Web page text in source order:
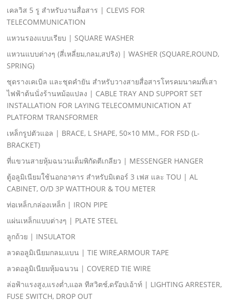
เคลวิส 5 รู สําหรับงานสื่อสาร | CLEVIS FOR
TELECOMMUNICATION
แหวนรองแบบเรียบ | SQUARE WASHER
แหวนแบบต่างๆ (สี่เหลี่ยม,กลม,สปริง) | WASHER (SQUARE,ROUND,
SPRING)
ชุดรางเคเบิล และชุดคํายัน สําหรับวางสายสื่อสารโทรคมนาคมที่เสา
ไฟฟ้าต้นนั่งร้านหม้อแปลง | CABLE TRAY AND SUPPORT SET
INSTALLATION FOR LAYING TELECOMMUNICATION AT
PLATFORM TRANSFORMER
เหล็กรูปตัวแอล | BRACE, L SHAPE, 50×10 MM., FOR FSD (L-
BRACKET)
ที่แขวนสายหุ้มฉนวนเต็มพิกัดตีเกลียว | MESSENGER HANGER
ตู้อลูมิเนียมใช้นอกอาคาร สําหรับมิเตอร์ 3 เฟส และ TOU | AL
CABINET, O/D 3P WATTHOUR & TOU METER
ท่อเหล็ก,กล่องเหล็ก | IRON PIPE
แผ่นเหล็กแบบต่างๆ | PLATE STEEL
ลูกถ้วย | INSULATOR
ลวดอลูมิเนียมกลม,แบน | TIE WIRE,ARMOUR TAPE
ลวดอลูมิเนียมหุ้มฉนวน | COVERED TIE WIRE
ล่อฟ้าแรงสูง,แรงตํ่า,แอล ทีสวิตช์,ดร๊อปเอ้าท์ | LIGHTING ARRESTER,
FUSE SWITCH, DROP OUT